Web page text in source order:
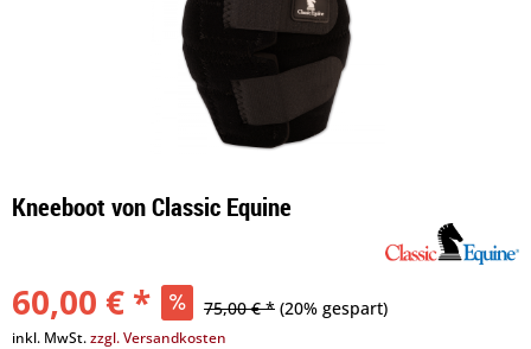
Kneeboot von Classic Equine
60,00 € * 75,00 € * (20% gespart)
inkl. MwSt.zzgl. Versandkosten